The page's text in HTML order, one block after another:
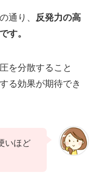
通り、
反発力の高
す。
を分散すること
る効果が期待でき
いほど